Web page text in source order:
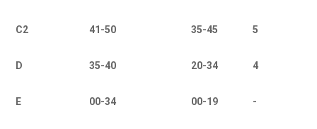
C2 41-50 35-45 5
D 35-40 20-34 4
E 00-34 00-19 -